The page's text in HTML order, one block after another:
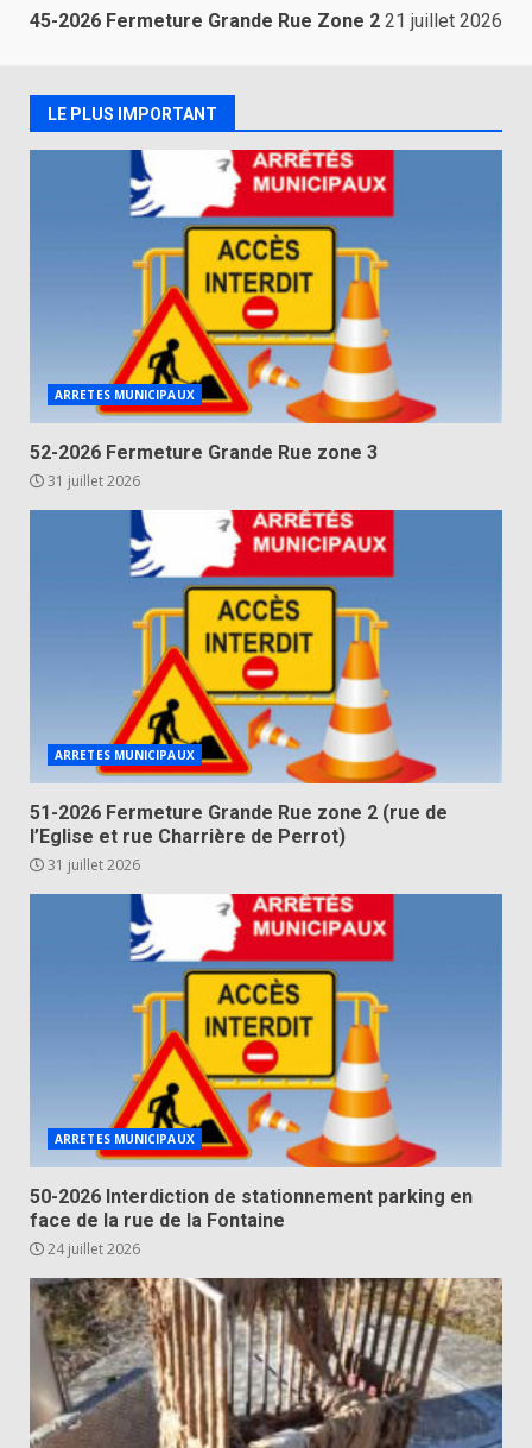
45-2026 Fermeture Grande Rue Zone 2 21 juillet 2026
LE PLUS IMPORTANT
ARRETES MUNICIPAUX
52-2026 Fermeture Grande Rue zone 3
31 juillet 2026
ARRETES MUNICIPAUX
51-2026 Fermeture Grande Rue zone 2 (rue de
l’Eglise et rue Charrière de Perrot)
31 juillet 2026
ARRETES MUNICIPAUX
50-2026 Interdiction de stationnement parking en
face de la rue de la Fontaine
24 juillet 2026